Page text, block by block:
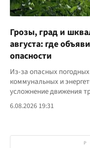
Грозы, град и
августа: где
опасности
Из-за опасных
коммунальных и
усложнение движения
6.08.2026 19:31